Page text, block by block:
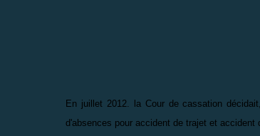
En juillet 2012. la Cour de cassation
d'absences pour accident de trajet et